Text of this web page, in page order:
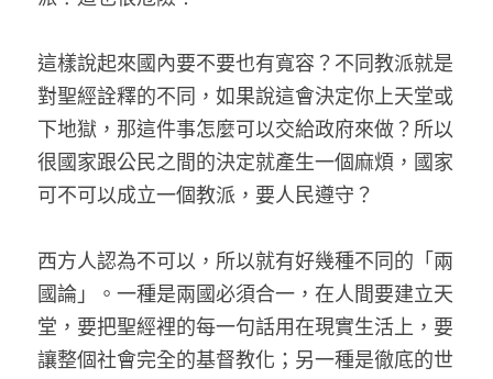
這樣說起來國內要不要也有寬容？不同教派就是
對聖經詮釋的不同，如果說這會決定你上天堂或
下地獄，那這件事怎麼可以交給政府來做？所以
很國家跟公民之間的決定就產生一個麻煩，國家
可不可以成立一個教派，要人民遵守？
西方人認為不可以，所以就有好幾種不同的「兩
國論」。一種是兩國必須合一，在人間要建立天
堂，要把聖經裡的每一句話用在現實生活上，要
讓整個社會完全的基督教化；另一種是徹底的世